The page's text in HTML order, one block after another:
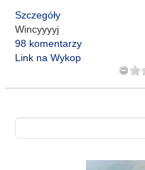
Szczegóły
Wincyyyyj
98 komentarzy
Link na Wykop